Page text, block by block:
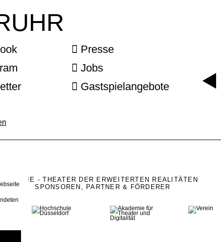
Presse
Jobs
Gastspielangebote
UTOPIE - THEATER DER ERWEITERTEN REALITÄTEN
SPONSOREN, PARTNER & FÖRDERER